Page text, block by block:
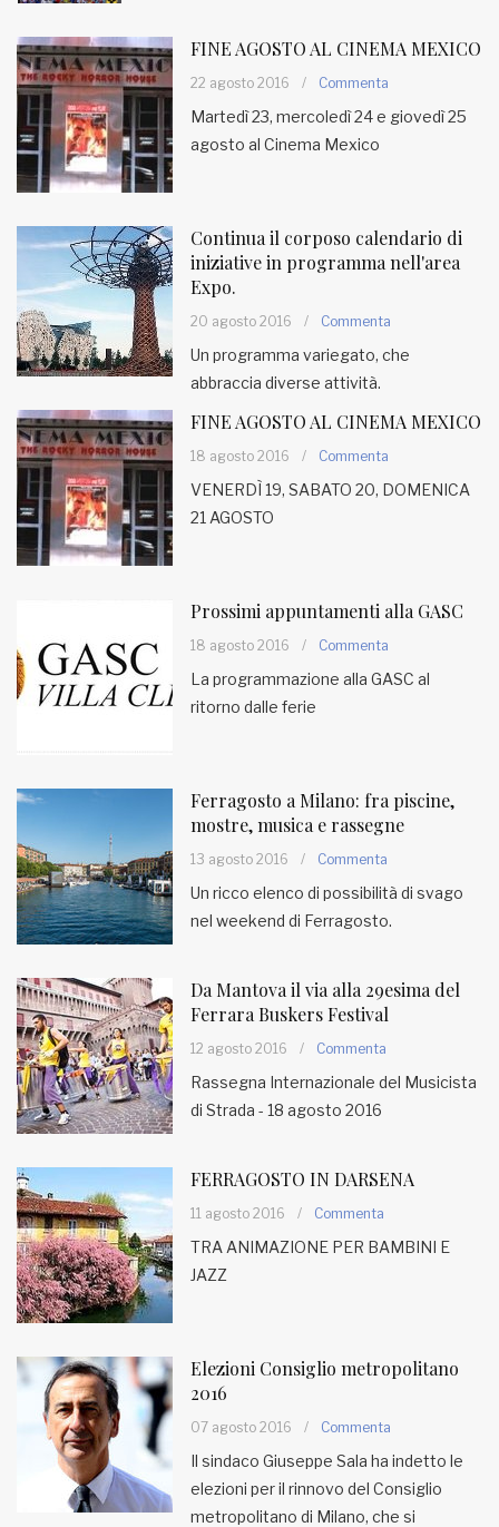
FINE AGOSTO AL CINEMA MEXICO
22 agosto 2016 / Commenta
Martedì 23, mercoledì 24 e giovedì 25
agosto al Cinema Mexico
Continua il corposo calendario di
iniziative in programma nell'area
Expo.
20 agosto 2016 / Commenta
Un programma variegato, che
abbraccia diverse attività.
FINE AGOSTO AL CINEMA MEXICO
18 agosto 2016 / Commenta
VENERDÌ 19, SABATO 20, DOMENICA
21 AGOSTO
Prossimi appuntamenti alla GASC
18 agosto 2016 / Commenta
La programmazione alla GASC al
ritorno dalle ferie
Ferragosto a Milano: fra piscine,
mostre, musica e rassegne
13 agosto 2016 / Commenta
Un ricco elenco di possibilità di svago
nel weekend di Ferragosto.
Da Mantova il via alla 29esima del
Ferrara Buskers Festival
12 agosto 2016 / Commenta
Rassegna Internazionale del Musicista
di Strada - 18 agosto 2016
FERRAGOSTO IN DARSENA
11 agosto 2016 / Commenta
TRA ANIMAZIONE PER BAMBINI E
JAZZ
Elezioni Consiglio metropolitano
2016
07 agosto 2016 / Commenta
Il sindaco Giuseppe Sala ha indetto le
elezioni per il rinnovo del Consiglio
metropolitano di Milano, che si